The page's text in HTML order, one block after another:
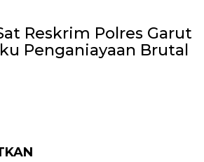
Reskrim Polres Garut
Penganiayaan Brutal